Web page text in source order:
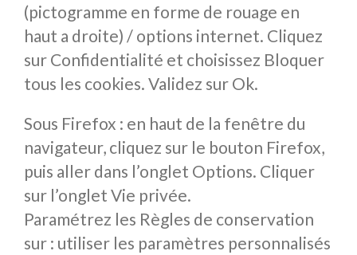
(pictogramme en forme de rouage en
haut a droite) / options internet. Cliquez
sur Confidentialité et choisissez Bloquer
tous les cookies. Validez sur Ok.
Sous Firefox : en haut de la fenêtre du
navigateur, cliquez sur le bouton Firefox,
puis aller dans l’onglet Options. Cliquer
sur l’onglet Vie privée.
Paramétrez les Règles de conservation
sur : utiliser les paramètres personnalisés